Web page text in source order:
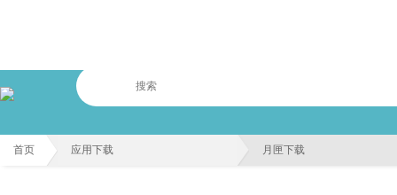
首页 应用下载 月匣下载